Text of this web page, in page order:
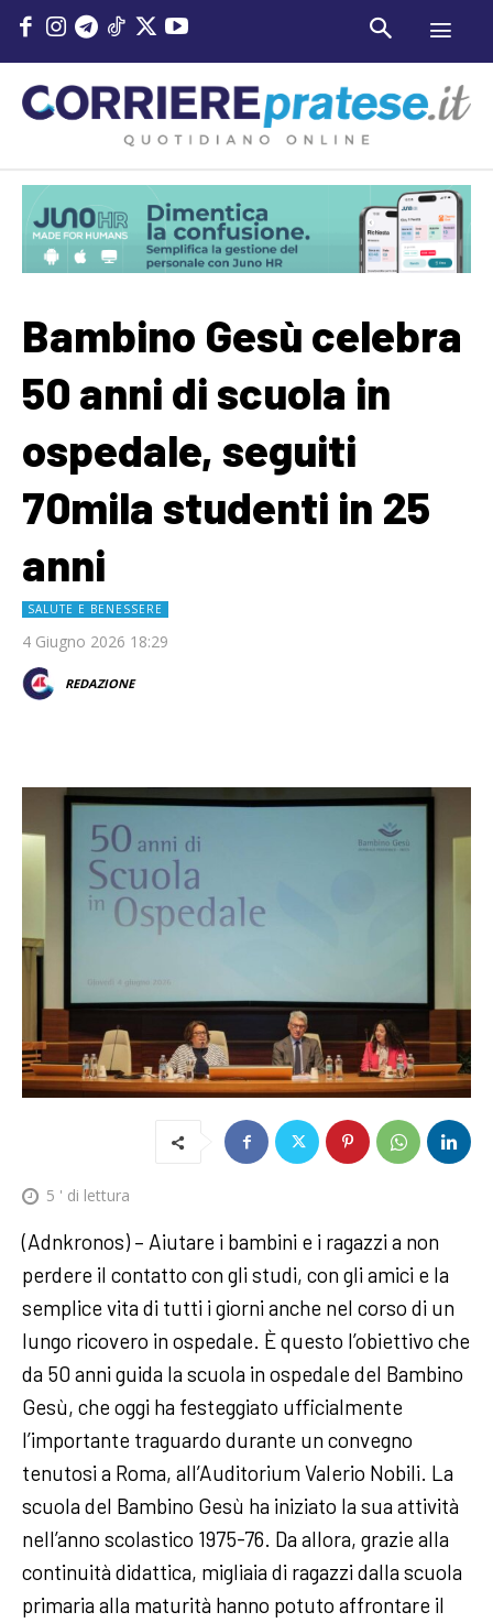
Bambino Gesù celebra
50 anni di scuola in
ospedale, seguiti
70mila studenti in 25
anni
SALUTE E BENESSERE
4 Giugno 2026 18:29
REDAZIONE
5 ' di lettura
(Adnkronos) – Aiutare i bambini e i ragazzi a non
perdere il contatto con gli studi, con gli amici e la
semplice vita di tutti i giorni anche nel corso di un
lungo ricovero in ospedale. È questo l’obiettivo che
da 50 anni guida la scuola in ospedale del Bambino
Gesù, che oggi ha festeggiato ufficialmente
l’importante traguardo durante un convegno
tenutosi a Roma, all’Auditorium Valerio Nobili. La
scuola del Bambino Gesù ha iniziato la sua attività
nell’anno scolastico 1975-76. Da allora, grazie alla
continuità didattica, migliaia di ragazzi dalla scuola
primaria alla maturità hanno potuto affrontare il